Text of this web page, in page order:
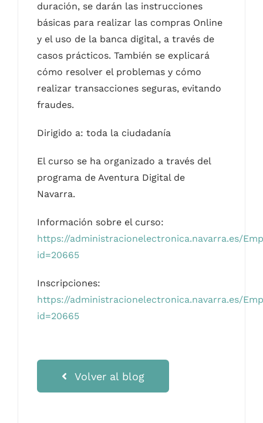
duración, se darán las instrucciones
básicas para realizar las compras Online
y el uso de la banca digital, a través de
casos prácticos. También se explicará
cómo resolver el problemas y cómo
realizar transacciones seguras, evitando
fraudes.
Dirigido a: toda la ciudadanía
El curso se ha organizado a través del
programa de Aventura Digital de
Navarra.
Información sobre el curso:
https://administracionelectronica.navarra.es/
id=20665
Inscripciones:
https://administracionelectronica.navarra.es/
id=20665
Volver al blog